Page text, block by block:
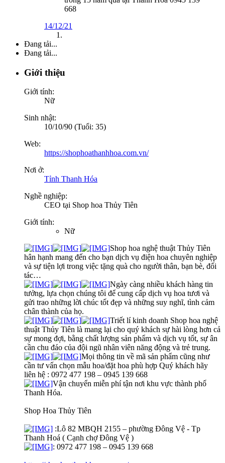
668
14/12/21
Đang tải...
Đang tải...
Giới thiệu
Giới tính:
Nữ
Sinh nhật:
10/10/90 (Tuổi: 35)
Web:
https://shophoathanhhoa.com.vn/
Nơi ở:
Tỉnh Thanh Hóa
Nghề nghiệp:
CEO tại Shop hoa Thủy Tiên
Giới tính:
Nữ
Shop hoa nghệ thuật Thủy Tiên
hân hạnh mang đến cho bạn dịch vụ điện hoa chuyên nghiệp
và sự tiện lợi trong việc tặng quà cho người thân, bạn bè, đối
tác…
Ngày càng nhiều khách hàng tin
tưởng, lựa chọn chúng tôi để cung cấp dịch vụ hoa tươi và
gửi trao những lời chúc tốt đẹp và những suy nghĩ, tình cảm
chân thành của họ.
Triết lí kinh doanh Shop hoa nghệ
thuật Thủy Tiên là mang lại cho quý khách sự hài lòng hơn cả
sự mong đợi, bằng chất lượng sản phẩm và dịch vụ tốt, sự ân
cần chu đáo của đội ngũ nhân viên năng động và trẻ trung.
Mọi thông tin về mã sản phẩm cũng như
cần tư vấn chọn mẫu hoa/đặt hoa phù hợp Quý khách hãy
liên hệ : 0972 477 198 – 0945 139 668
Vận chuyển miễn phí tận nơi khu vực thành phố
Thanh Hóa.
Shop Hoa Thủy Tiên
:Lô 82 MBQH 2155 – phường Đông Vệ - Tp
Thanh Hoá ( Cạnh chợ Đông Vệ )
: 0972 477 198 – 0945 139 668